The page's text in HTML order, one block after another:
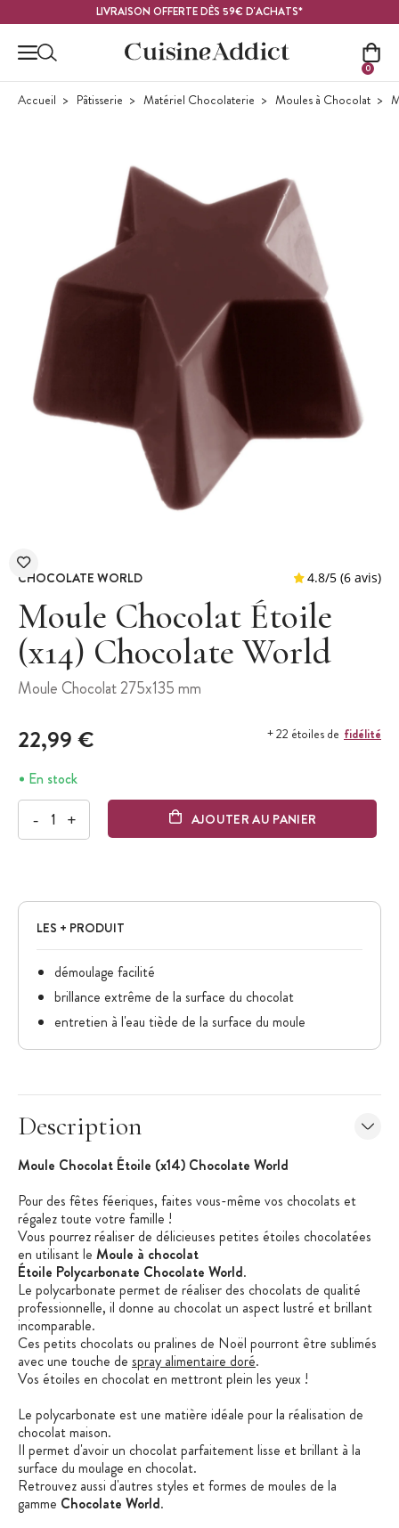
LIVRAISON OFFERTE DÈS 59€ D'ACHATS*
0
Accueil Pâtisserie Matériel Chocolaterie Moules à Chocolat
CHOCOLATE WORLD
Moule Chocolat Étoile
(x14) Chocolate World
Moule Chocolat 275x135 mm
22,99 € + 22 étoiles de fidélité
En stock
- + AJOUTER AU PANIER
LES + PRODUIT
démoulage facilité
brillance extrême de la surface du chocolat
entretien à l'eau tiède de la surface du moule
Description
Moule Chocolat Étoile (x14) Chocolate World
Pour des fêtes féeriques, faites vous-même vos chocolats et
régalez toute votre famille !
Vous pourrez réaliser de délicieuses petites étoiles chocolatées
en utilisant le Moule à chocolat
Étoile Polycarbonate Chocolate World.
Le polycarbonate permet de réaliser des chocolats de qualité
professionnelle, il donne au chocolat un aspect lustré et brillant
incomparable.
Ces petits chocolats ou pralines de Noël pourront être sublimés
avec une touche de spray alimentaire doré.
Vos étoiles en chocolat en mettront plein les yeux !
Le polycarbonate est une matière idéale pour la réalisation de
chocolat maison.
Il permet d'avoir un chocolat parfaitement lisse et brillant à la
surface du moulage en chocolat.
Retrouvez aussi d'autres styles et formes de moules de la
gamme Chocolate World.